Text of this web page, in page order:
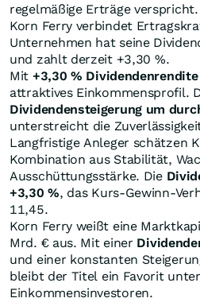
regelmäßige Erträge verspricht.
Korn Ferry verbindet
Unternehmen hat seine
und zahlt derzeit +3,30 %.
Mit +3,30% Dividendenrendite
attraktives Einkommensprofil.
Dividendensteigerung um
unterstreicht die
Langfristige Anleger schätzen
Kombination aus Stabilität,
Ausschüttungsstärke. Die
+3,30%, das Kurs-Gewinn-
11,45.
Korn Ferry weißt eine
Mrd. € aus. Mit einer
und einer konstanten
bleibt der Titel ein Favorit unter
Einkommensinvestoren.